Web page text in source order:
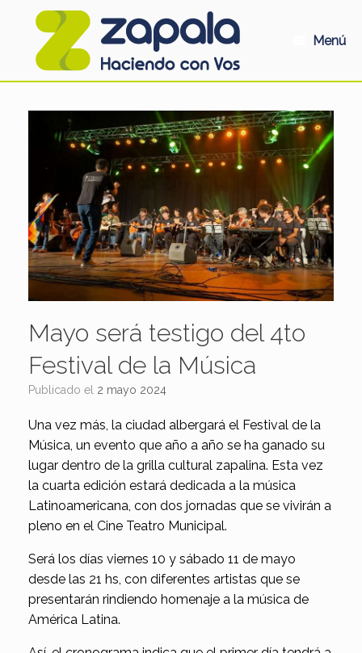
Menú
Mayo será testigo del 4to
Festival de la Música
Publicado el 2 mayo 2024
Una vez más, la ciudad albergará el Festival de la
Música, un evento que año a año se ha ganado su
lugar dentro de la grilla cultural zapalina. Esta vez
la cuarta edición estará dedicada a la música
Latinoamericana, con dos jornadas que se vivirán a
pleno en el Cine Teatro Municipal.
Será los días viernes 10 y sábado 11 de mayo
desde las 21 hs, con diferentes artistas que se
presentarán rindiendo homenaje a la música de
América Latina.